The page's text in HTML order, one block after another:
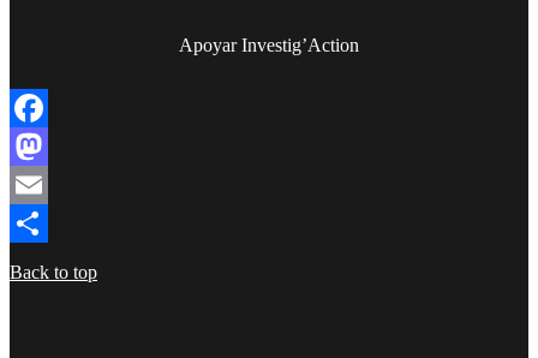
Apoyar Investig’Action
Facebook
Mastodon
Email
Compartir
Back to top